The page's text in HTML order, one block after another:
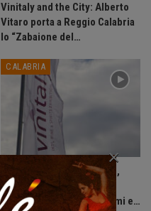
Vinitaly and the City: Alberto
Vitaro porta a Reggio Calabria
lo “Zabaione del…
CALABRIA
Vino: Bruno (Veronafiere),
“Vinitaly decisivo per
affrontare calo dei consumi e…
×